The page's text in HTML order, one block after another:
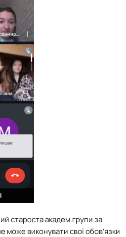
староста академ.групи за
виконувати свої обов’язки